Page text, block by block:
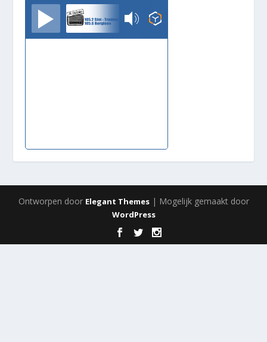
TrudoFM
Ontworpen door Elegant Themes| Mogelijk gemaakt door
WordPress